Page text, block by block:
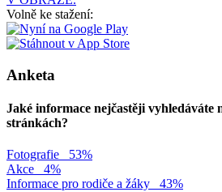
Volně ke stažení:
Anketa
Jaké informace nejčastěji vyhledáváte
stránkách?
Fotografie
53%
Akce
4%
Informace pro rodiče a žáky
43%